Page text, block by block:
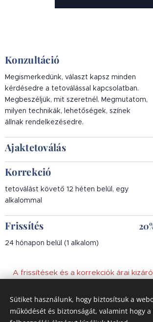
Konzultáció
Megismerkedünk, választ kapsz minden
kérdésedre a tetoválással kapcsolatban.
Megbeszéljük, mit szeretnél. Megmutatom,
milyen technikák, lehetőségek, színek
állnak rendelkezésedre.
Ajaktetoválás
Korrekció
tetoválást követő 12 héten belül, egy
alkalommal
Frissítés
24 hónapon belül (1 alkalom)
A frissítések és a korrekciók árai
* a listaárból
Sütiket használunk, hogy biztosítsuk a
működését és biztonságát, valamint hogy